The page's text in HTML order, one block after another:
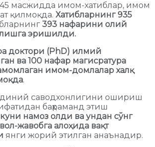
масжидда имом-хатиблар, имом
қилмоқда. Хатибларнинг 935
393 нафарини олий
эришилди.
доктори (PhD) илмий
ва 100 нафар магисратура
имом-домлалар халқ
.
саводхонлигини ошириш
баҳраманд этиш
намоз олди ва ундан сўнг
жавобга алоҳида вақт
янги жорий этилган анаънадир.